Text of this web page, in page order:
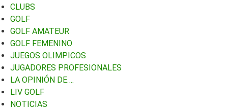
CLUBS
GOLF
GOLF AMATEUR
GOLF FEMENINO
JUEGOS OLIMPICOS
JUGADORES PROFESIONALES
LA OPINIÓN DE….
LIV GOLF
NOTICIAS